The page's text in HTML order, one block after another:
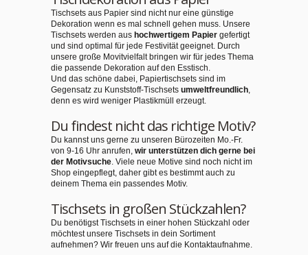
Tischsets aus Papier sind nicht nur eine günstige
Dekoration wenn es mal schnell gehen muss. Unsere
Tischsets werden aus hochwertigem Papier gefertigt
und sind optimal für jede Festivität geeignet. Durch
unsere große Movitvielfalt bringen wir für jedes Thema
die passende Dekoration auf den Esstisch.
Und das schöne dabei, Papiertischsets sind im
Gegensatz zu Kunststoff-Tischsets umweltfreundlich,
denn es wird weniger Plastikmüll erzeugt.
Du findest nicht das richtige Motiv?
Du kannst uns gerne zu unseren Bürozeiten Mo.-Fr.
von 9-16 Uhr anrufen, wir unterstützen dich gerne bei
der Motivsuche. Viele neue Motive sind noch nicht im
Shop eingepflegt, daher gibt es bestimmt auch zu
deinem Thema ein passendes Motiv.
Tischsets in großen Stückzahlen?
Du benötigst Tischsets in einer hohen Stückzahl oder
möchtest unsere Tischsets in dein Sortiment
aufnehmen? Wir freuen uns auf die Kontaktaufnahme.